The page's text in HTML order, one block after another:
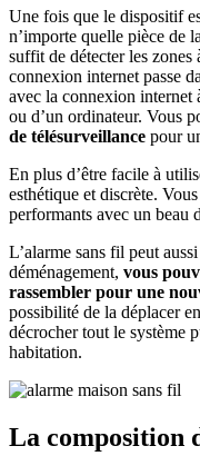
Une fois que le dispositif
n’importe quelle pièce de
suffit de détecter les zones
connexion internet passe
avec la connexion internet
ou d’un ordinateur. Vous
de télésurveillance pour
En plus d’être facile à
esthétique et discrète.
performants avec un beau
L’alarme sans fil peut
déménagement, vous
rassembler pour une
possibilité de la déplacer
décrocher tout le système
habitation.
La composition